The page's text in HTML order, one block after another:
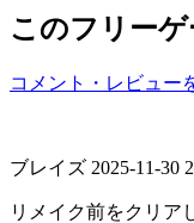
このフリー
コメント・レビュー
ブレイズ 2025-11-30
リメイク前をクリア